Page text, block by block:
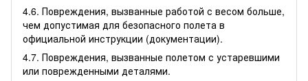
4.6. Повреждения, вызванные работой с весом больше,
чем допустимая для безопасного полета в
официальной инструкции (документации).
4.7. Повреждения, вызванные полетом с устаревшими
или поврежденными деталями.